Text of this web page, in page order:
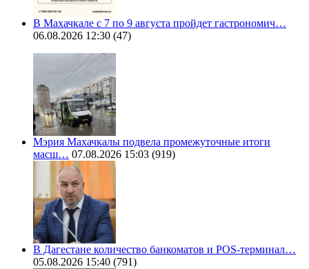
В Махачкале с 7 по 9 августа пройдет гастрономич…
06.08.2026 12:30 (47)
Мэрия Махачкалы подвела промежуточные итоги
масш… 07.08.2026 15:03 (919)
В Дагестане количество банкоматов и POS-терминал…
05.08.2026 15:40 (791)